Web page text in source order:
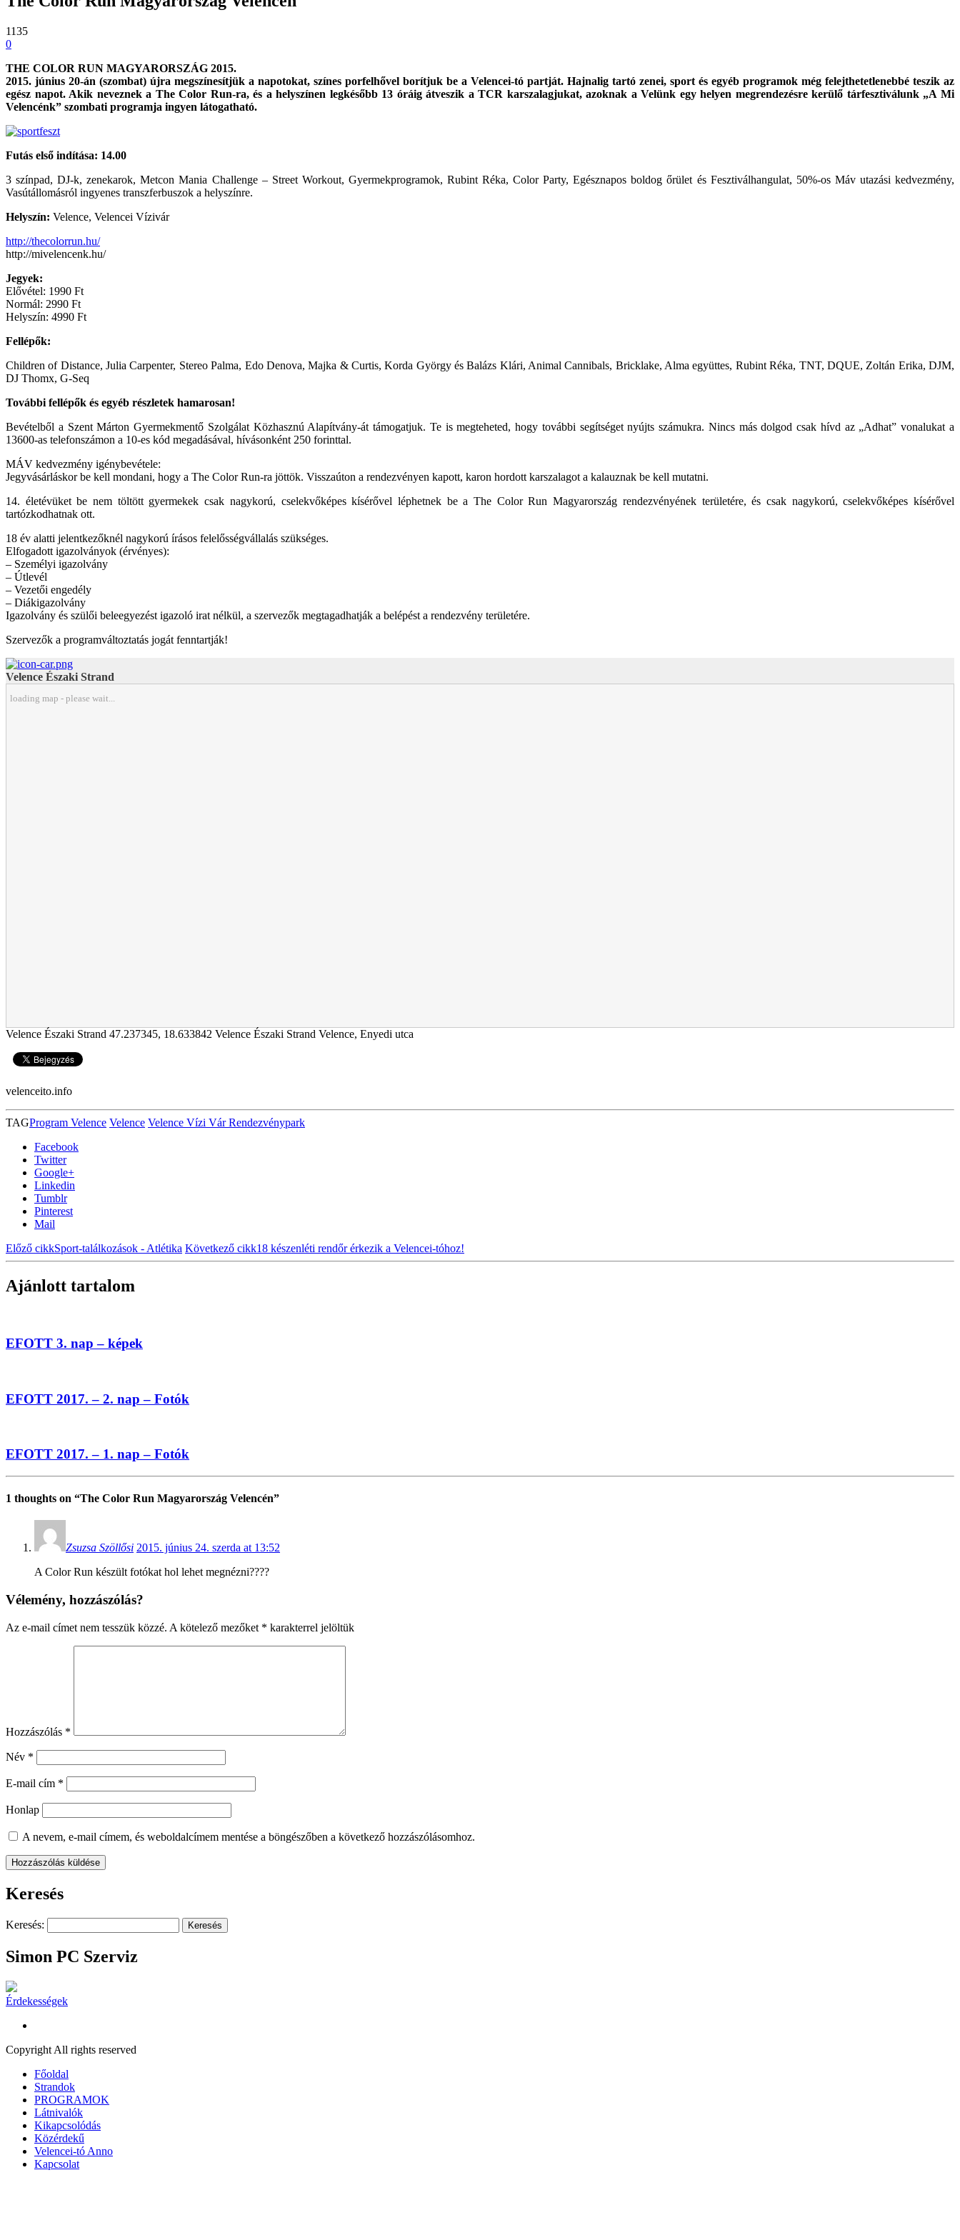
1135
0
THE COLOR RUN MAGYARORSZÁG 2015.
2015. június 20-án (szombat) újra megszínesítjük a napotokat, színes porfelhővel borítjuk be a Velencei-tó partját. Hajnalig tartó zenei, sport és egyéb programok még felejthetetlenebbé teszik az
egész napot. Akik neveznek a The Color Run-ra, és a helyszínen legkésőbb 13 óráig átveszik a TCR karszalagjukat, azoknak a Velünk egy helyen megrendezésre kerülő tárfesztiválunk „A Mi
Velencénk” szombati programja ingyen látogatható.
Futás első indítása: 14.00
3 színpad, DJ-k, zenekarok, Metcon Mania Challenge – Street Workout, Gyermekprogramok, Rubint Réka, Color Party, Egésznapos boldog őrület és Fesztiválhangulat, 50%-os Máv utazási kedvezmény,
Vasútállomásról ingyenes transzferbuszok a helyszínre.
Helyszín: Velence, Velencei Vízivár
http://thecolorrun.hu/
http://mivelencenk.hu/
Jegyek:
Elővétel: 1990 Ft
Normál: 2990 Ft
Helyszín: 4990 Ft
Fellépők:
Children of Distance, Julia Carpenter, Stereo Palma, Edo Denova, Majka & Curtis, Korda György és Balázs Klári, Animal Cannibals, Bricklake, Alma együttes, Rubint Réka, TNT, DQUE, Zoltán Erika, DJM,
DJ Thomx, G-Seq
További fellépők és egyéb részletek hamarosan!
Bevételből a Szent Márton Gyermekmentő Szolgálat Közhasznú Alapítvány-át támogatjuk. Te is megteheted, hogy további segítséget nyújts számukra. Nincs más dolgod csak hívd az „Adhat” vonalukat a
13600-as telefonszámon a 10-es kód megadásával, hívásonként 250 forinttal.
MÁV kedvezmény igénybevétele:
Jegyvásárláskor be kell mondani, hogy a The Color Run-ra jöttök. Visszaúton a rendezvényen kapott, karon hordott karszalagot a kalauznak be kell mutatni.
14. életévüket be nem töltött gyermekek csak nagykorú, cselekvőképes kísérővel léphetnek be a The Color Run Magyarország rendezvényének területére, és csak nagykorú, cselekvőképes kísérővel
tartózkodhatnak ott.
18 év alatti jelentkezőknél nagykorú írásos felelősségvállalás szükséges.
Elfogadott igazolványok (érvényes):
– Személyi igazolvány
– Útlevél
– Vezetői engedély
– Diákigazolvány
Igazolvány és szülői beleegyezést igazoló irat nélkül, a szervezők megtagadhatják a belépést a rendezvény területére.
Szervezők a programváltoztatás jogát fenntartják!
Velence Északi Strand
loading map - please wait...
Velence Északi Strand 47.237345, 18.633842 Velence Északi Strand Velence, Enyedi utca
velenceito.info
TAGProgram Velence Velence Velence Vízi Vár Rendezvénypark
Facebook
Twitter
Google+
Linkedin
Tumblr
Pinterest
Mail
Előző cikkSport-találkozások - Atlétika Következő cikk18 készenléti rendőr érkezik a Velencei-tóhoz!
Ajánlott tartalom
EFOTT 3. nap – képek
EFOTT 2017. – 2. nap – Fotók
EFOTT 2017. – 1. nap – Fotók
1 thoughts on “The Color Run Magyarország Velencén”
Zsuzsa Szöllősi 2015. június 24. szerda at 13:52
A Color Run készült fotókat hol lehet megnézni????
Vélemény, hozzászólás?
Az e-mail címet nem tesszük közzé. A kötelező mezőket * karakterrel jelöltük
Hozzászólás *
Név *
E-mail cím *
Honlap
A nevem, e-mail címem, és weboldalcímem mentése a böngészőben a következő hozzászólásomhoz.
Keresés
Keresés:
Simon PC Szerviz
Érdekességek
Copyright All rights reserved
Főoldal
Strandok
PROGRAMOK
Látnivalók
Kikapcsolódás
Közérdekű
Velencei-tó Anno
Kapcsolat